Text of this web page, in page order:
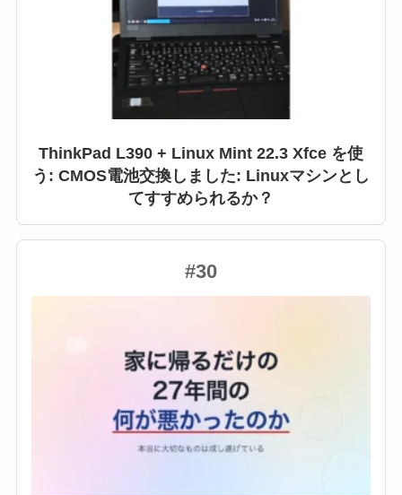
ThinkPad L390 + Linux Mint 22.3 Xfce を使
う: CMOS電池交換しました: Linuxマシンとし
てすすめられるか？
#30